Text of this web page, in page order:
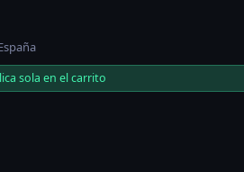
sola en el carrito